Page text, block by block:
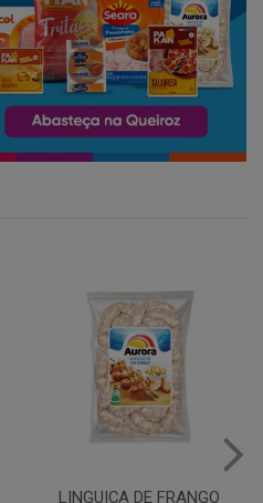
QUEIJO MUSSARELA